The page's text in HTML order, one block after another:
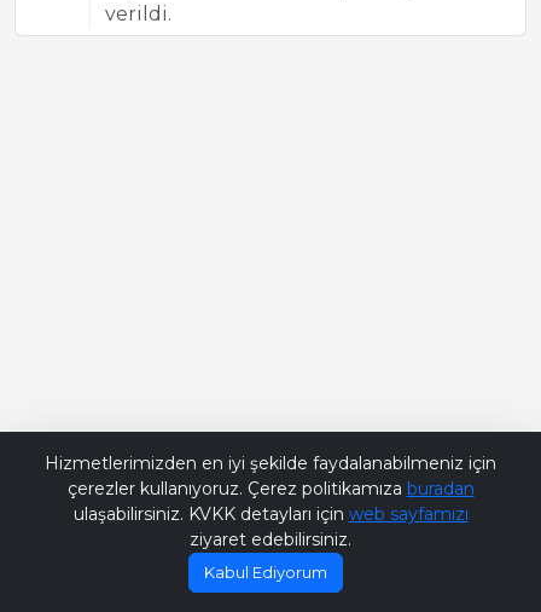
verildi.
Hizmetlerimizden en iyi şekilde faydalanabilmeniz için
çerezler kullanıyoruz. Çerez politikamıza buradan
ulaşabilirsiniz. KVKK detayları için web sayfamızı
ziyaret edebilirsiniz.
Kabul Ediyorum
Bana Soru Sor | Ask Me